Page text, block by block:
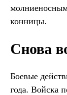
конницы.
Снова
Боевые
года. Войска